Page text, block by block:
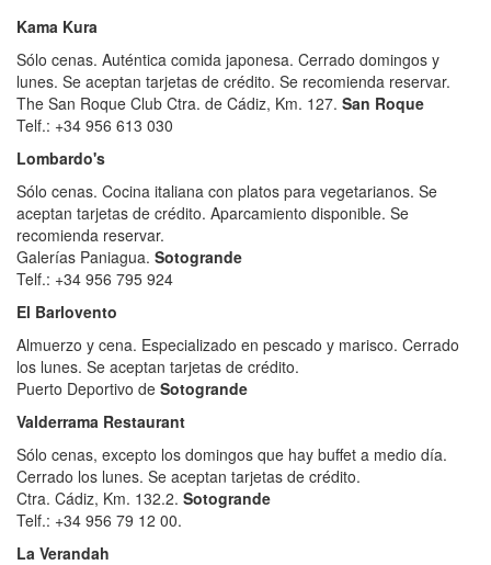
Kama Kura
Sólo cenas. Auténtica comida japonesa. Cerrado domingos y
lunes. Se aceptan tarjetas de crédito. Se recomienda reservar.
The San Roque Club Ctra. de Cádiz, Km. 127. San Roque
Telf.: +34 956 613 030
Lombardo's
Sólo cenas. Cocina italiana con platos para vegetarianos. Se
aceptan tarjetas de crédito. Aparcamiento disponible. Se
recomienda reservar.
Galerías Paniagua. Sotogrande
Telf.: +34 956 795 924
El Barlovento
Almuerzo y cena. Especializado en pescado y marisco. Cerrado
los lunes. Se aceptan tarjetas de crédito.
Puerto Deportivo de Sotogrande
Valderrama Restaurant
Sólo cenas, excepto los domingos que hay buffet a medio día.
Cerrado los lunes. Se aceptan tarjetas de crédito.
Ctra. Cádiz, Km. 132.2. Sotogrande
Telf.: +34 956 79 12 00.
La Verandah